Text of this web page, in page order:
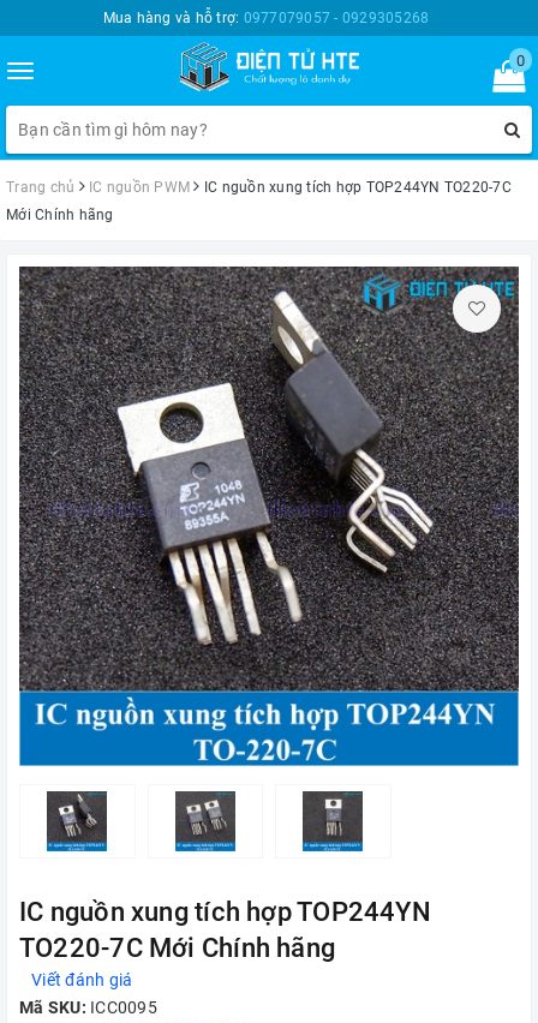
Mua hàng và hỗ trợ: 0977079057 - 0929305268
Toggle
navigation
0
Trang chủ IC nguồn PWM
IC nguồn xung tích hợp TOP244YN TO220-7C
Mới Chính hãng
IC nguồn xung tích hợp TOP244YN
TO220-7C Mới Chính hãng
Viết đánh giá
Mã SKU: ICC0095